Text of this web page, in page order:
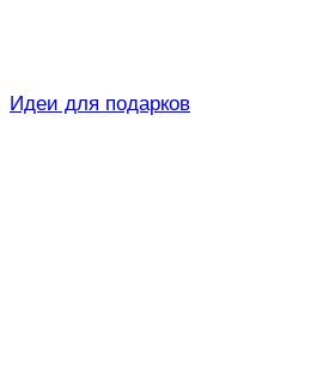
Идеи для подарков